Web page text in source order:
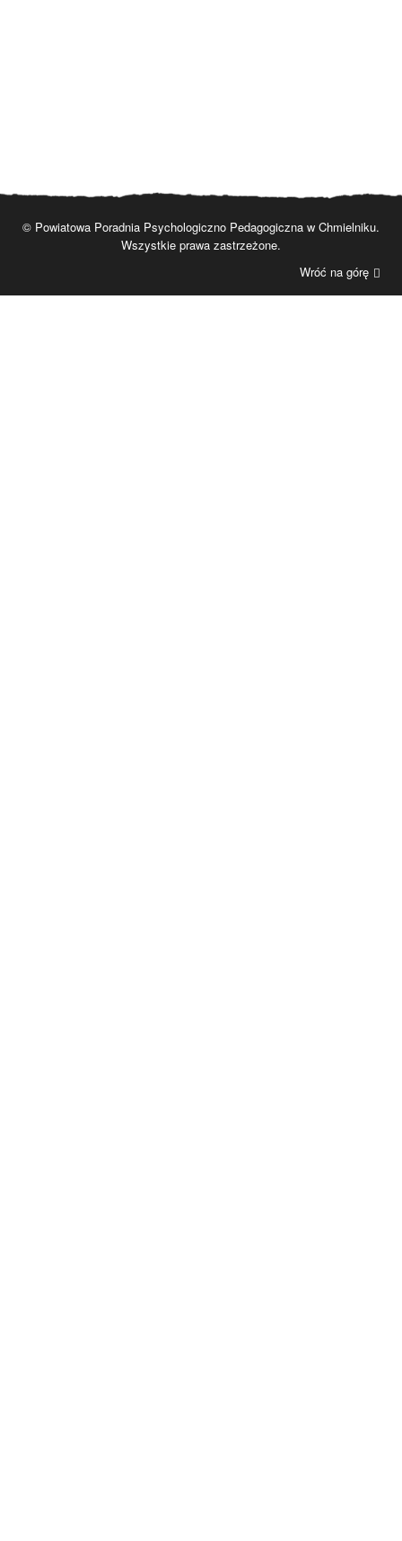
© Powiatowa Poradnia Psychologiczno Pedagogiczna w Chmielniku.
Wszystkie prawa zastrzeżone.
Wróć na górę